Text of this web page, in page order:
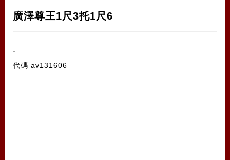
廣澤尊王1尺3托1尺6
.
代碼 av131606